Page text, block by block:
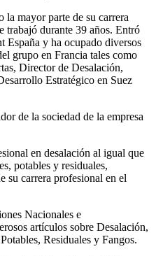
mayor parte de su carrera
trabajó durante 39 años. Entró
España y ha ocupado diversos
grupo en Francia tales como
Director de Desalación,
Estratégico en Suez
de la sociedad de la empresa
en desalación al igual que
potables y residuales,
su carrera profesional en el
Nacionales e
artículos sobre Desalación,
Residuales y Fangos.